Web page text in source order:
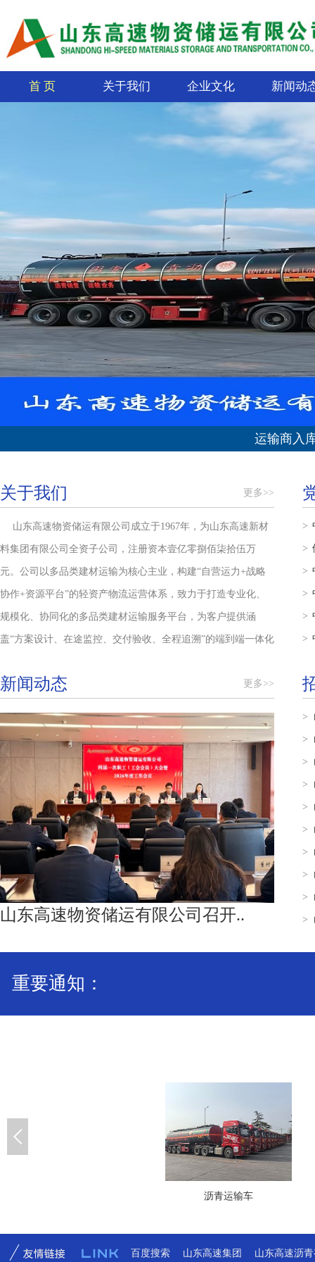
首 页 关于我们 企业文化 新闻动
运输商入
关于我们 更多>>
山东高速物资储运有限公司成立于1967年，为山东高速新材
料集团有限公司全资子公司，注册资本壹亿零捌佰柒拾伍万
元。公司以多品类建材运输为核心主业，构建“自营运力+战略
协作+资源平台”的轻资产物流运营体系，致力于打造专业化、
规模化、协同化的多品类建材运输服务平台，为客户提供涵
盖“方案设计、在途监控、交付验收、全程追溯”的端到端一体化
公司自有专业运输车辆百余辆、自有船舶4艘，整合社会协同车
运量10000吨、水泥日运量15000吨的综合运输能力，形成水陆
兼备、规模充沛的多式联运网络。依托智能动态监控平台与主
动安全防御系统，可实现运输车辆24小时动态监控、数据统计
分析、风险预警与隐患排查等，全面保障运输安全与效率。
公司持有道路运输经营、水路运输、危险货物运输资质，连续
多年荣获市级危险货物运输企业质量信誉考核AAA最高评级，
安全生产信用等级持续维持A级标准，获得全国交通运输企业安
全生产标准化建设二级认证资质，获评淄博市临淄区物流与交
通运输协会副会长单位。
手、以优化运营为核心，深化“以运带贸、以贸促运、运贸一
体”发展战略，充分发挥集聚协同效应，赋能上下游生态伙伴共
>
>
>
>
>
>
新闻动态 更多>>
山东高速物资储运有限公司召开..
>
>
>
>
>
>
>
>
>
>
重要通知：
百度搜索 山东高速集团 山东高速沥